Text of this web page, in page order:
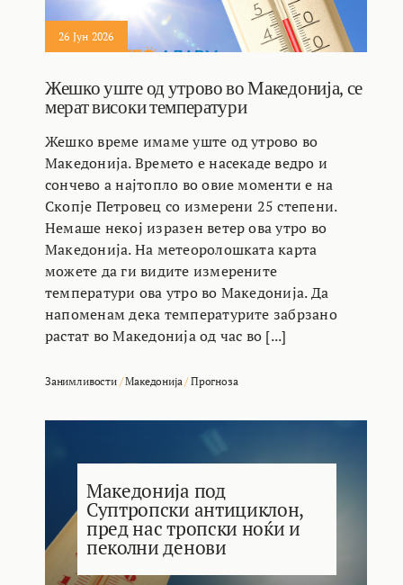
26 Јун 2026
Жешко уште од утрово во Македонија, се
мерат високи температури
Жешко време имаме уште од утрово во
Македонија. Времето е насекаде ведро и
сончево а најтопло во овие моменти е на
Скопје Петровец со измерени 25 степени.
Немаше некој изразен ветер ова утро во
Македонија. На метеоролошката карта
можете да ги видите измерените
температури ова утро во Македонија. Да
напоменам дека температурите забрзано
растат во Македонија од час во [...]
Занимливости/Македонија/Прогноза
Македонија под
Суптропски антициклон,
пред нас тропски ноќи и
пеколни денови